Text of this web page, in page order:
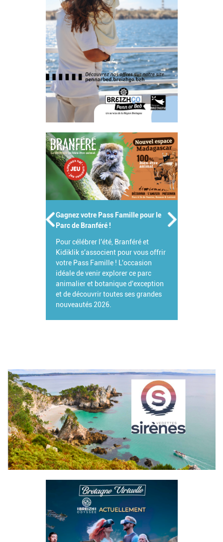
Gagnez votre Pass Famille pour le
Parc de Branféré !
Pour célébrer l'été, Branféré et
Kidiklik s'associent pour vous offrir
votre Pass Famille ! L'occasion
idéale de venir explorer ce parc
animalier et botanique d'exception
et de découvrir toutes ses grandes
nouveautés 2026.